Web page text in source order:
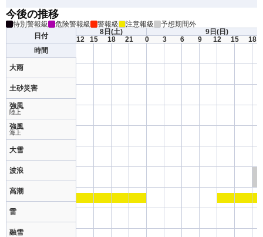
今後の推移
特別警報級 危険警報級 警報級 注意報級
予想期間外
日付
時間
大雨
土砂災害
強風
陸上
強風
海上
大雪
波浪
高潮
雷
融雪
8日 (土)
12
15 18 21
9日 (日)
0
3 6 9 12 15 18